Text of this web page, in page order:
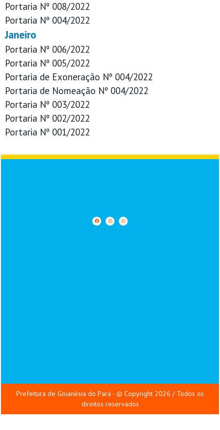
Portaria Nº 008/2022
Portaria Nº 004/2022
Janeiro
Portaria Nº 006/2022
Portaria Nº 005/2022
Portaria de Exoneração Nº 004/2022
Portaria de Nomeação Nº 004/2022
Portaria Nº 003/2022
Portaria Nº 002/2022
Portaria Nº 001/2022
Prefeitura de Goianésia do Pará - © Copyright 2026 / Todos os
direitos reservados